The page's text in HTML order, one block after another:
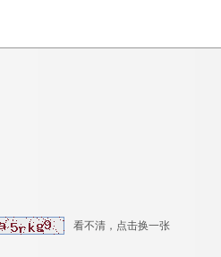
看不清，点击换一张